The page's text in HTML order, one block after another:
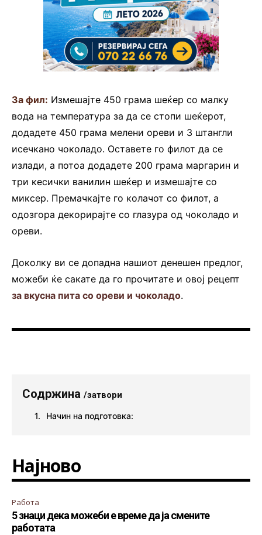
За фил: Измешајте 450 грама шеќер со малку
вода на температура за да се стопи шеќерот,
додадете 450 грама мелени ореви и 3 штангли
исечкано чоколадо. Оставете го филот да се
излади, а потоа додадете 200 грама маргарин и
три кесички ванилин шеќер и измешајте со
миксер. Премачкајте го колачот со филот, а
одозгора декорирајте со глазура од чоколадо и
ореви.
Доколку ви се допадна нашиот денешен предлог,
можеби ќе сакате да го прочитате и овој рецепт
за вкусна пита со ореви и чоколадо.
Содржина /затвори
Начин на подготовка:
Најново
Работа
5 знаци дека можеби е време да ја смените
работата